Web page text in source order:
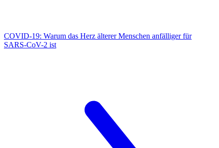
COVID-19: Warum das Herz älterer Menschen anfälliger für
SARS-CoV-2 ist